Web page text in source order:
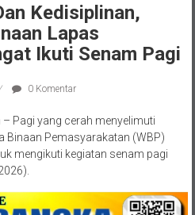
Kedisiplinan,
Lapas
Ikuti Senam Pagi
0 Komentar
Pagi yang cerah menyelimuti
Binaan Pemasyarakatan (WBP)
mengikuti kegiatan senam pagi